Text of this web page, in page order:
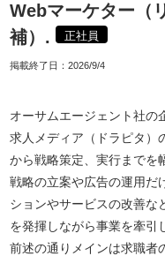
Webマーケター（
補）.
正社員
掲載終了日： 2026/9/4
オーサムエージェント社の
求人メディア（ドラピタ）
から戦略策定、実行までを
戦略の立案や広告の運用だ
ションやサービスの改善な
を発揮しながら事業を牽引
前述の通りメインは求職者